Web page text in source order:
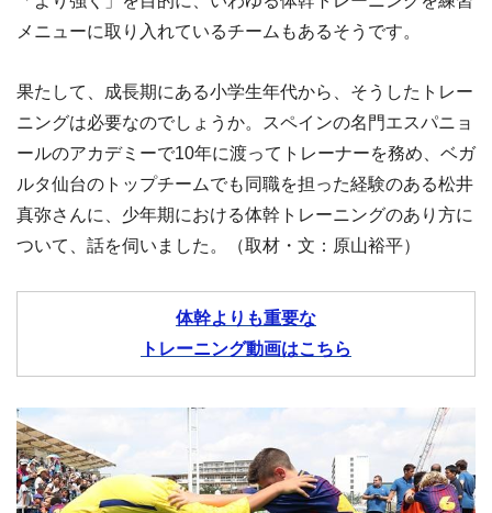
メニューに取り入れているチームもあるそうです。
果たして、成長期にある小学生年代から、そうしたトレー
ニングは必要なのでしょうか。スペインの名門エスパニョ
ールのアカデミーで10年に渡ってトレーナーを務め、ベガ
ルタ仙台のトップチームでも同職を担った経験のある松井
真弥さんに、少年期における体幹トレーニングのあり方に
ついて、話を伺いました。（取材・文：原山裕平）
体幹よりも重要な
トレーニング動画はこちら